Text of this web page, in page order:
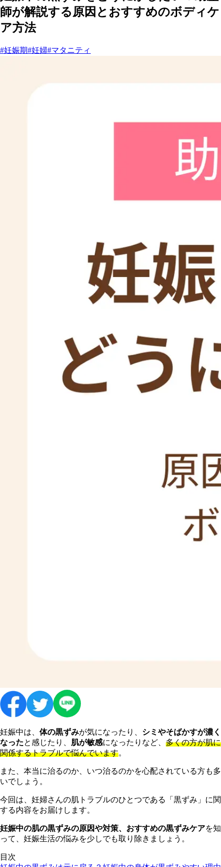
師が解説する原因とおすすめのボディケ
ア方法
#妊娠期#妊婦#マタニティ
妊娠中は、 体の黒ずみが気になったり、 シミやそばかすが濃く
なったと感じたり、 肌が敏感になったりなど、 多くの方が肌に
関係するトラブルで悩んでいます。
また、本当に治るのか、いつ治るのかを心配されている方も多
いでしょう。
今回は、妊婦さんの肌トラブルのひとつである「黒ずみ」に関
する内容をお届けします。
妊娠中の肌の黒ずみの原因や対策、おすすめの黒ずみケアを知
って、妊娠生活の悩みを少しでも取り除きましょう。
目次